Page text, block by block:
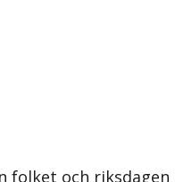
folket och